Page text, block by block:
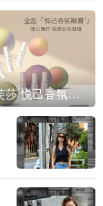
IPSA茵芙莎 悦己香氛凝露上市